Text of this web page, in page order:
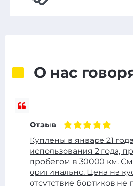
О нас
Отзыв
Куплены в январе 21
использования 2 года,
пробегом в 30000 км.
оригинально. Цена не
отсутствие бортиков не